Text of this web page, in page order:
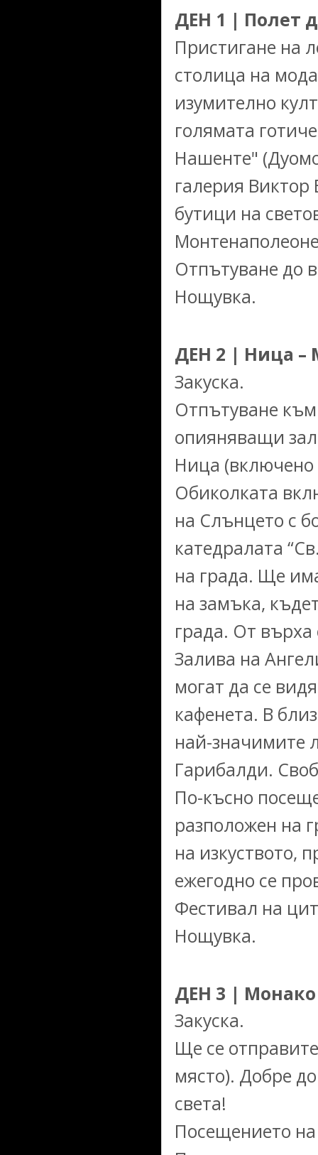
ДЕН 1 | Полет
Пристигане на
столица на
изумително
голямата
Нашенте"
галерия Виктор
бутици на
Отпътуване до
Нощувка.
ДЕН 2 | Ница –
Закуска.
Отпътуване
опияняващи
Ница (включено
Обиколката
на Слънцето с
катедралата
на града. Ще
на замъка,
града. От
Залива на
могат да се
кафенета. В
най-значимите
Гарибалди.
По-късно
разположен на
на изкуството,
ежегодно се
Фестивал на
Нощувка.
ДЕН 3 |
Закуска.
Ще се
място). Добре
света!
Посещението